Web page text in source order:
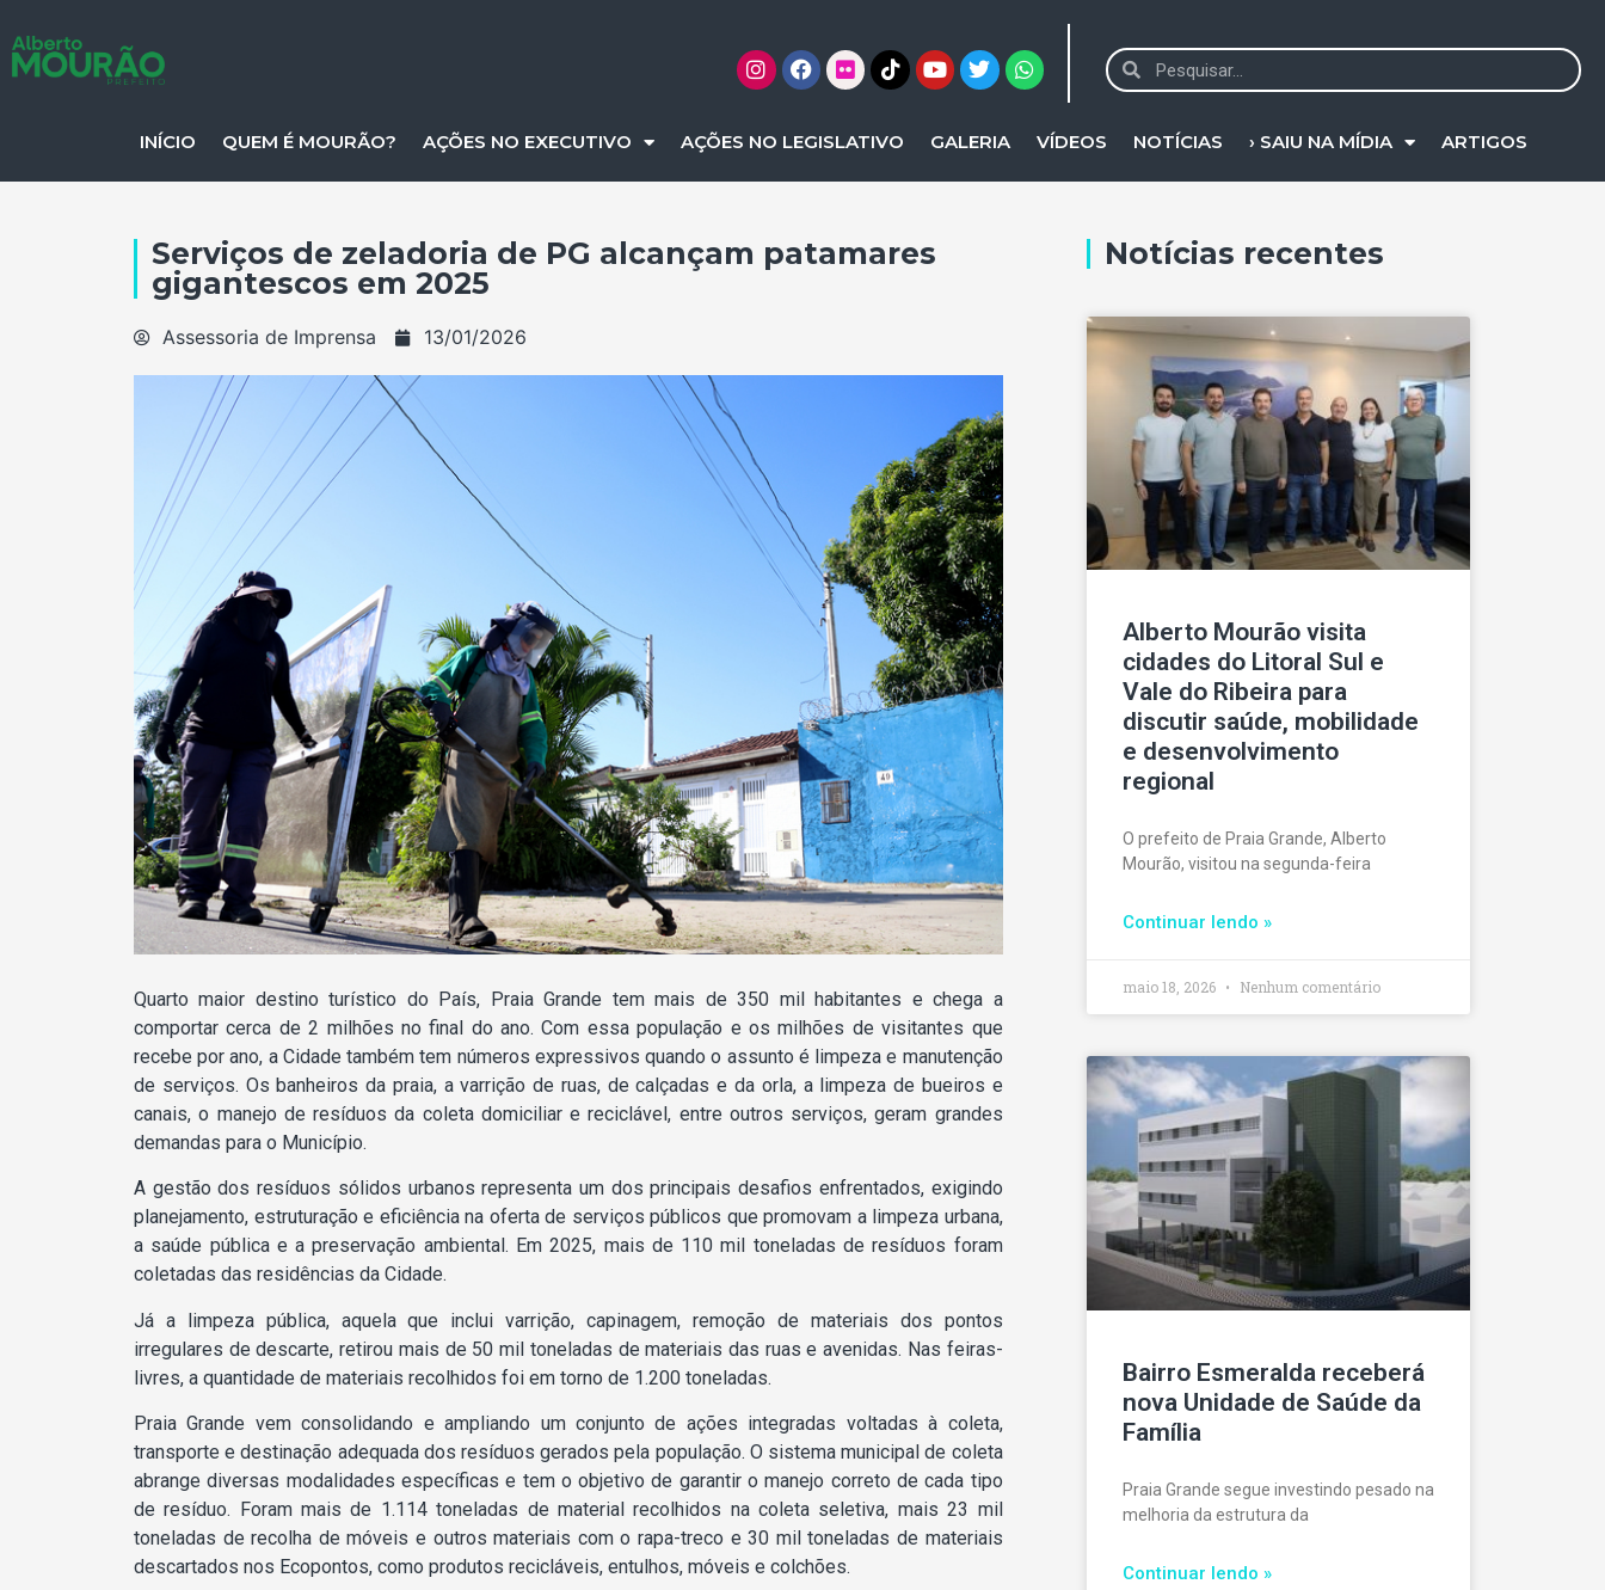
INÍCIO QUEM É MOURÃO? AÇÕES NO EXECUTIVO AÇÕES NO LEGISLATIVO GALERIA VÍDEOS NOTÍCIAS › SAIU NA MÍDIA ARTIGOS
Serviços de zeladoria de PG alcançam patamares
gigantescos em 2025
Assessoria de Imprensa 13/01/2026
Quarto maior destino turístico do País, Praia Grande tem mais de 350 mil habitantes e chega a
comportar cerca de 2 milhões no final do ano. Com essa população e os milhões de visitantes que
recebe por ano, a Cidade também tem números expressivos quando o assunto é limpeza e manutenção
de serviços. Os banheiros da praia, a varrição de ruas, de calçadas e da orla, a limpeza de bueiros e
canais, o manejo de resíduos da coleta domiciliar e reciclável, entre outros serviços, geram grandes
demandas para o Município.
A gestão dos resíduos sólidos urbanos representa um dos principais desafios enfrentados, exigindo
planejamento, estruturação e eficiência na oferta de serviços públicos que promovam a limpeza urbana,
a saúde pública e a preservação ambiental. Em 2025, mais de 110 mil toneladas de resíduos foram
coletadas das residências da Cidade.
Já a limpeza pública, aquela que inclui varrição, capinagem, remoção de materiais dos pontos
irregulares de descarte, retirou mais de 50 mil toneladas de materiais das ruas e avenidas. Nas feiras-
livres, a quantidade de materiais recolhidos foi em torno de 1.200 toneladas.
Praia Grande vem consolidando e ampliando um conjunto de ações integradas voltadas à coleta,
transporte e destinação adequada dos resíduos gerados pela população. O sistema municipal de coleta
abrange diversas modalidades específicas e tem o objetivo de garantir o manejo correto de cada tipo
de resíduo. Foram mais de 1.114 toneladas de material recolhidos na coleta seletiva, mais 23 mil
toneladas de recolha de móveis e outros materiais com o rapa-treco e 30 mil toneladas de materiais
descartados nos Ecopontos, como produtos recicláveis, entulhos, móveis e colchões.
Notícias recentes
Alberto Mourão visita
cidades do Litoral Sul e
Vale do Ribeira para
discutir saúde, mobilidade
e desenvolvimento
regional
O prefeito de Praia Grande, Alberto
Mourão, visitou na segunda-feira
Continuar lendo »
maio 18, 2026 Nenhum comentário
Bairro Esmeralda receberá
nova Unidade de Saúde da
Família
Praia Grande segue investindo pesado na
melhoria da estrutura da
Continuar lendo »